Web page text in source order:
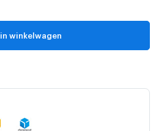
in winkelwagen